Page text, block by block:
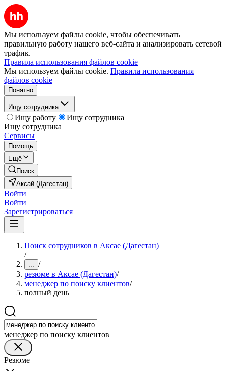
Мы используем файлы cookie, чтобы обеспечивать
правильную работу нашего веб-сайта и анализировать сетевой
трафик.
Правила использования файлов cookie
Мы используем файлы cookie. Правила использования
файлов cookie
Понятно
Ищу сотрудника
Ищу работу
Ищу сотрудника
Ищу сотрудника
Сервисы
Помощь
Ещё
Поиск
Аксай (Дагестан)
Войти
Войти
Зарегистрироваться
Поиск сотрудников в Аксае (Дагестан)
/
... /
резюме в Аксае (Дагестан)/
менеджер по поиску клиентов/
полный день
менеджер по поиску клиентов
Резюме